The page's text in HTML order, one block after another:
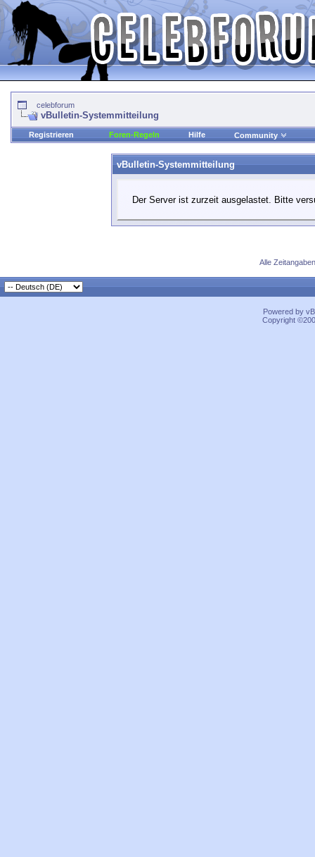
celebforum
vBulletin-Systemmitteilung
Registrieren Foren-Regeln Hilfe Community
vBulletin-Systemmitteilung
Der Server ist zurzeit ausgelastet. Bitte
Alle
Powered by
Copyright